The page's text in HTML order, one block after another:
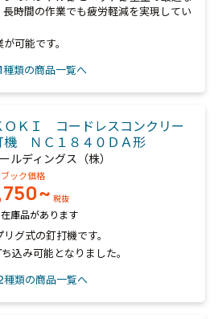
時間の作業でも疲労軽減を実現してい
可能です。
種類の商品一覧へ
ＯＫＩ コードレスコンクリー
機 ＮＣ１８４０ＤＡ形
ルディングス（株）
ック価格
税抜
庫品があります
グ式の釘打機です。
込み可能となりました。
種類の商品一覧へ